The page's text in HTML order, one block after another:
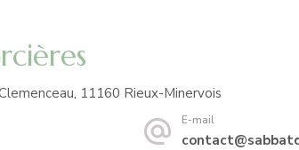
11160 Rieux-Minervois
E-mail